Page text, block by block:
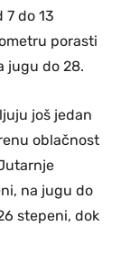
do 13
porasti
jugu do 28.
još jedan
oblačnost
na jugu do
stepeni, dok